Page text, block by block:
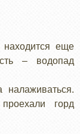
еще
– водопад
горд